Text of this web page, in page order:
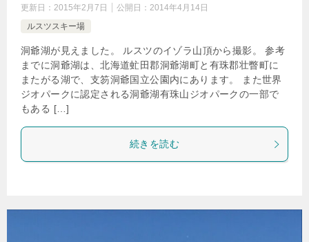
更新日： 2015年2月7日 公開日： 2014年4月14日
ルスツスキー場
洞爺湖が見えました。 ルスツのイゾラ山頂から撮影。 参考
までに洞爺湖は、北海道虻田郡洞爺湖町と有珠郡壮瞥町に
またがる湖で、支笏洞爺国立公園内にあります。 また世界
ジオパークに認定される洞爺湖有珠山ジオパークの一部で
もある […]
続きを読む